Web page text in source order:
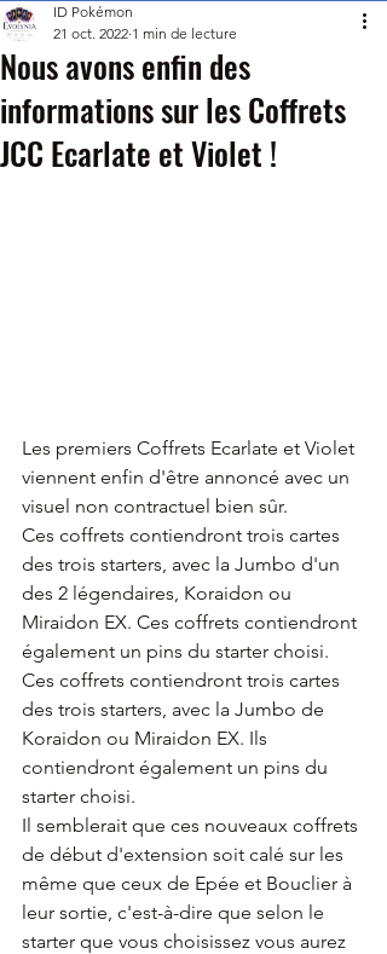
Nous avons enfin des
informations sur les Coffrets
JCC Ecarlate et Violet !
ID Pokémon
21 oct. 2022 1 min de lecture
Les premiers Coffrets Ecarlate et Violet
viennent enfin d'être annoncé avec un
visuel non contractuel bien sûr.
Ces coffrets contiendront trois cartes
des trois starters, avec la Jumbo d'un
des 2 légendaires, Koraidon ou
Miraidon EX. Ces coffrets contiendront
également un pins du starter choisi.
Ces coffrets contiendront trois cartes
des trois starters, avec la Jumbo de
Koraidon ou Miraidon EX. Ils
contiendront également un pins du
starter choisi.
Il semblerait que ces nouveaux coffrets
de début d'extension soit calé sur les
même que ceux de Epée et Bouclier à
leur sortie, c'est-à-dire que selon le
starter que vous choisissez vous aurez